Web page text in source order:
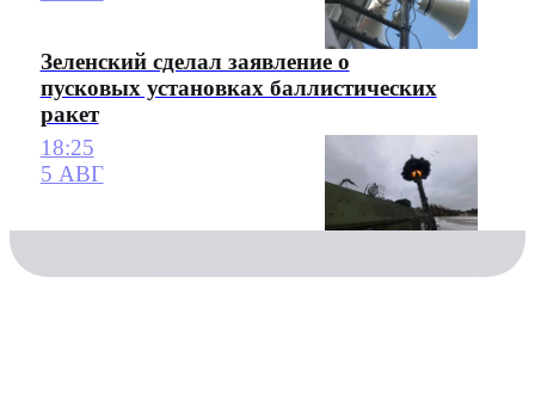
Зеленский сделал заявление о
пусковых установках баллистических
ракет
18:25
5 АВГ